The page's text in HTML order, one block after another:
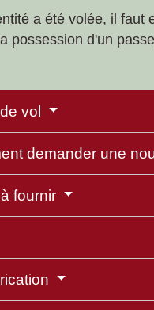
a été volée, il faut
possession d'un
vol
demander une
fournir